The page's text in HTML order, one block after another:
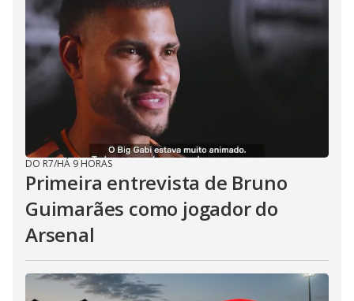
DO R7/HÁ 9 HORAS
Primeira entrevista de Bruno
Guimarães como jogador do
Arsenal